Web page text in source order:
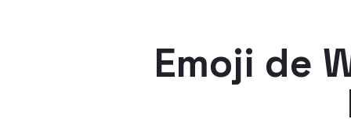
Emoji de